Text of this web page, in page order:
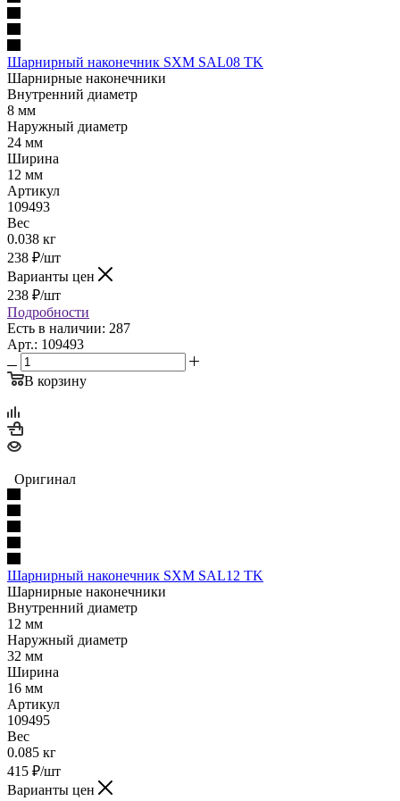
Шарнирный наконечник SXM SAL08 TK
Шарнирные наконечники
Внутренний диаметр
8 мм
Наружный диаметр
24 мм
Ширина
12 мм
Артикул
109493
Вес
0.038 кг
238 ₽/шт
Варианты цен
238 ₽/шт
Подробности
Есть в наличии: 287
Арт.: 109493
В корзину
Оригинал
Шарнирный наконечник SXM SAL12 TK
Шарнирные наконечники
Внутренний диаметр
12 мм
Наружный диаметр
32 мм
Ширина
16 мм
Артикул
109495
Вес
0.085 кг
415 ₽/шт
Варианты цен